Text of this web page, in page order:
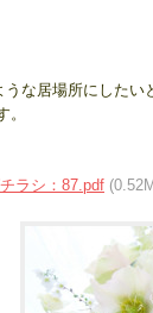
な居場所にしたい
ラシ：87.pdf